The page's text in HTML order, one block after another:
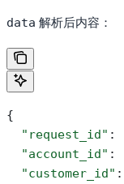
data 解析后内容：
{
  "request_id"
:
  "account_id"
:
  "customer_id"
: